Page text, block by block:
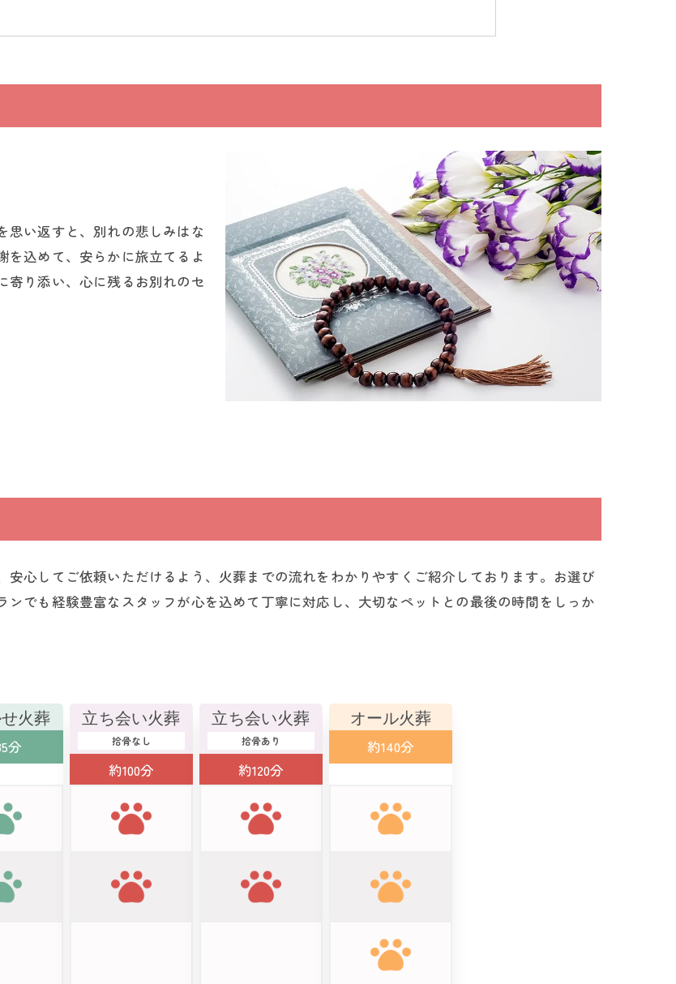
思い返すと、別れの悲しみはな
を込めて、安らかに旅立てるよ
寄り添い、心に残るお別れのセ
心してご依頼いただけるよう、火葬までの流れをわかりやすくご紹介しております。お選び
でも経験豊富なスタッフが心を込めて丁寧に対応し、大切なペットとの最後の時間をしっか
火葬
分
立ち会い火葬
拾骨なし
約100分
立ち会い火葬
拾骨あり
約120分
オール火葬
約140分